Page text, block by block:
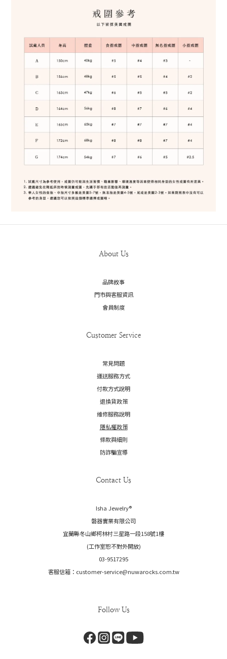
About Us
品牌故事
門市與客服資訊
會員制度
Customer Service
常見問題
運送服務方式
付款方式說明
退換貨政策
維修服務說明
隱私權政策
條款與細則
防詐騙宣導
Contact Us
Isha Jewelry®️
磐器實業有限公司
宜蘭縣冬山鄉柯林村三星路一段158號1樓
(工作室恕不對外開放)
03-9517295
客服信箱：customer-service@nuwarocks.com.tw
Follow Us